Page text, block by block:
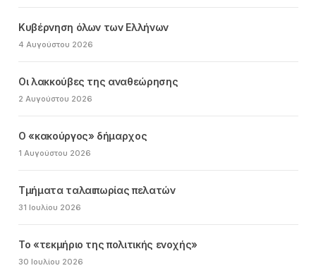
Κυβέρνηση όλων των Ελλήνων
4 Αυγούστου 2026
Οι λακκούβες της αναθεώρησης
2 Αυγούστου 2026
Ο «κακούργος» δήμαρχος
1 Αυγούστου 2026
Τμήματα ταλαιπωρίας πελατών
31 Ιουλίου 2026
Το «τεκμήριο της πολιτικής ενοχής»
30 Ιουλίου 2026